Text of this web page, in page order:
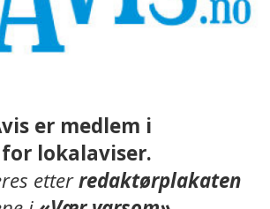
er medlem i
lokalaviser.
etterredaktørplakaten